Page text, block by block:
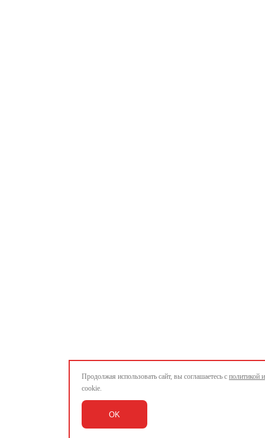
Продолжая использовать сайт, вы соглашаетесь с политикой
cookie.
OK